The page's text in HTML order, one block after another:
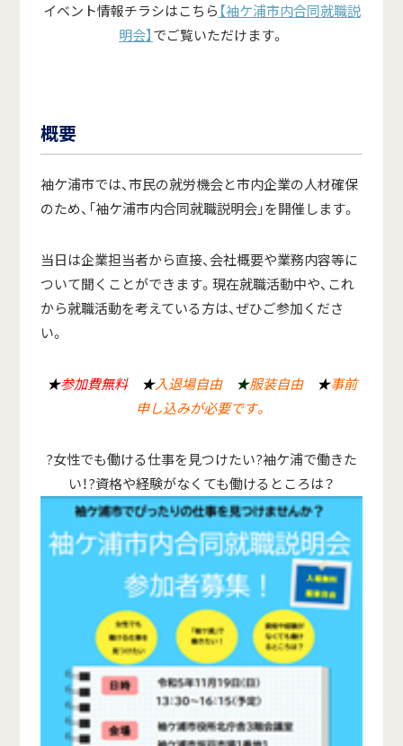
イベント情報チラシはこちら 【袖ケ浦市内合同就職説
明会】でご覧いただけます。
概要
袖ケ浦市では、市民の就労機会と市内企業の人材確保
のため、「袖ケ浦市内合同就職説明会」を開催します。
当日は企業担当者から直接、会社概要や業務内容等に
ついて聞くことができます。現在就職活動中や、これ
から就職活動を考えている方は、ぜひご参加くださ
い。
★参加費無料 ★入退場自由 ★服装自由 ★事前
申し込みが必要です。
?女性でも働ける仕事を見つけたい?袖ケ浦で働きた
い！?資格や経験がなくても働けるところは？